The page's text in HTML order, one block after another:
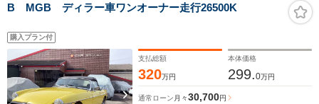
B MGB ディラー車ワンオーナー走行26500K
購入プラン付
支払総額
320万円
本体価格
299.0万円
通常ローン 月々30,700円